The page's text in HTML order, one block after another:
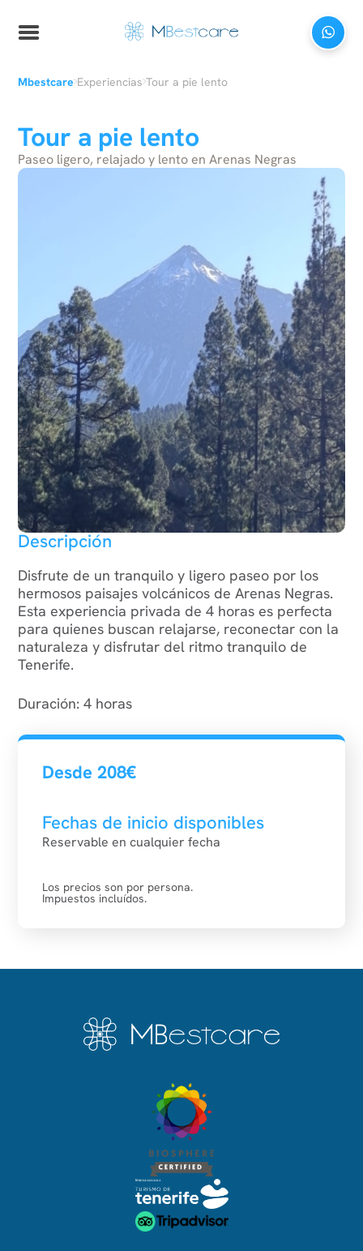
Mbestcare›Experiencias›Tour a pie lento
Tour a pie lento
Paseo ligero, relajado y lento en Arenas Negras
Descripción
Disfrute de un tranquilo y ligero paseo por los
hermosos paisajes volcánicos de Arenas Negras.
Esta experiencia privada de 4 horas es perfecta
para quienes buscan relajarse, reconectar con la
naturaleza y disfrutar del ritmo tranquilo de
Tenerife.
Duración: 4 horas
Desde 208€
Fechas de inicio disponibles
Reservable en cualquier fecha
Los precios son por persona.
Impuestos incluídos.